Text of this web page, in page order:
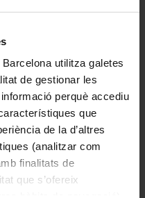
utilitza galetes
de gestionar les
perquè accediu
que
de la d’altres
(analitzar com
finalitats de
que s’ofereix